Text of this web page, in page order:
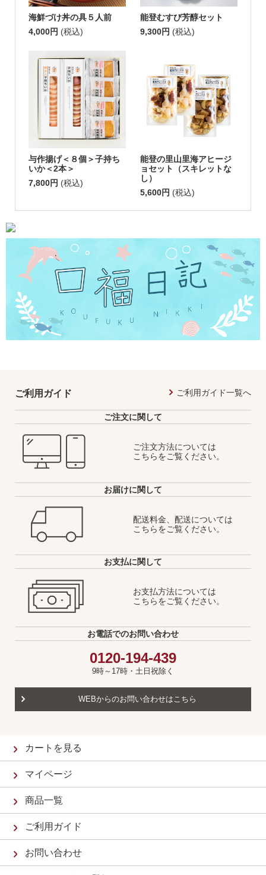
海鮮づけ丼の具５人前
4,000円 (税込)
能登むすび芳醇セット
9,300円 (税込)
与作揚げ＜８個＞子持ち
いか＜2本＞
7,800円 (税込)
能登の里山里海アヒージ
ョセット（スキレットな
し）
5,600円 (税込)
ご利用ガイド ご利用ガイド一覧へ
ご注文に関して
ご注文方法については
こちらをご覧ください。
お届けに関して
配送料金、配送については
こちらをご覧ください。
お支払に関して
お支払方法については
こちらをご覧ください。
お電話でのお問い合わせ
0120-194-439
9時～17時・土日祝除く
WEBからのお問い合わせはこちら
カートを見る
マイページ
商品一覧
ご利用ガイド
お問い合わせ